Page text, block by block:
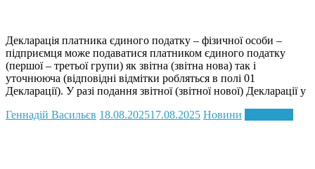
Декларація платника єдиного податку – фізичної особи –
підприємця може подаватися платником єдиного податку
(першої – третьої групи) як звітна (звітна нова) так і
уточнююча (відповідні відмітки робляться в полі 01
Декларації). У разі подання звітної (звітної нової) Декларації у
Геннадій Васильєв 18.08.202517.08.2025 Новини